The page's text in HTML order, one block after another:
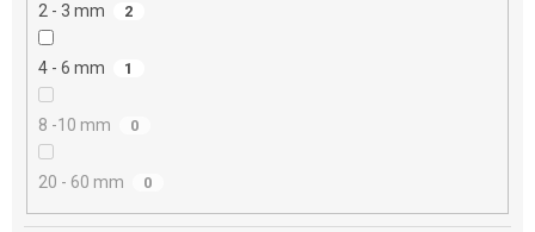
2 - 3 mm 2
4 - 6 mm 1
8 -10 mm 0
20 - 60 mm 0